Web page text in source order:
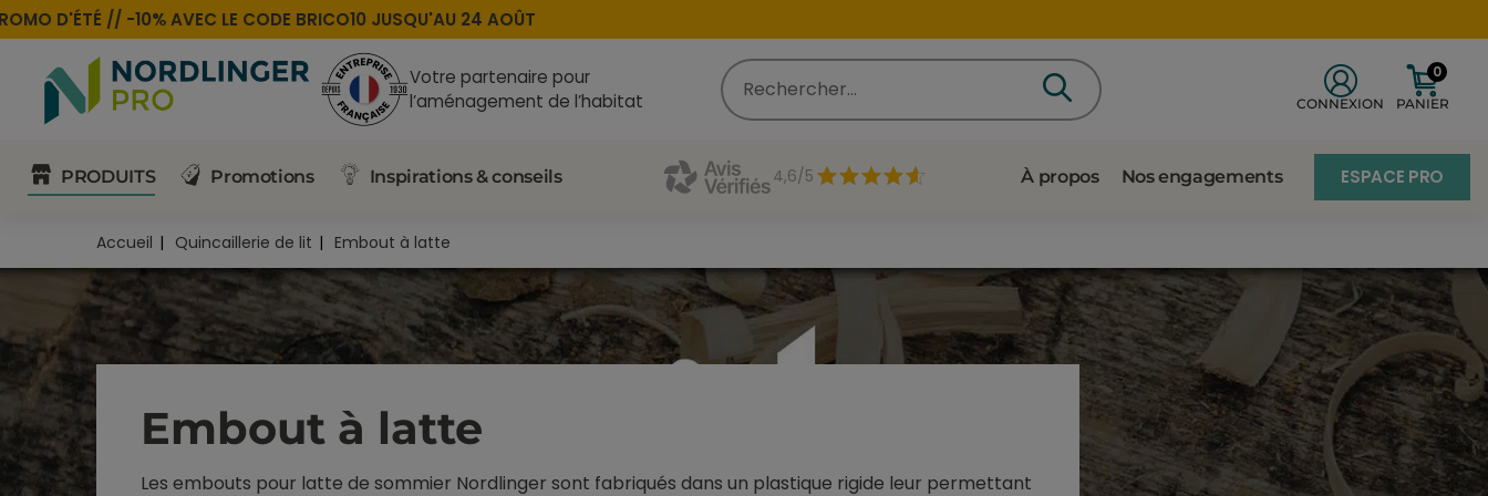
D'ÉTÉ // -10% AVEC LE CODEBRICO10JUSQU'AU 24 AOÛT
Votre partenaire pour
l’aménagement de l’habitat
CONNEXION PANIER
0
PRODUITS Promotions Inspirations & conseils 4,6/5 À propos Nos engagements ESPACE PRO
Accueil Quincaillerie de lit Embout à latte
Embout à latte
Les embouts pour latte de sommier Nordlinger sont fabriqués dans un plastique rigide leur permettant